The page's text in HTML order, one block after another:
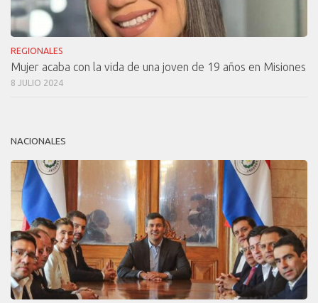
REGIONALES
Mujer acaba con la vida de una joven de 19 años en Misiones
8 JULIO 2024
NACIONALES